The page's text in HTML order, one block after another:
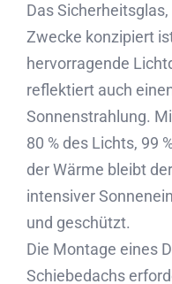
Das
Zwecke konzipiert
hervorragende
reflektiert auch
Sonnenstrahlung.
80 % des Lichts, 99
der Wärme bleibt
intensiver
und geschützt.
Die Montage eines
Schiebedachs